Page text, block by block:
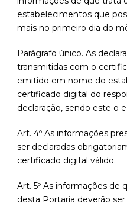
estabelecimentos que
mais no primeiro dia do
Parágrafo único. As
transmitidas com o
emitido em nome do
certificado digital do
declaração, sendo este o
Art. 4º As informações
ser declaradas
certificado digital válido.
Art. 5º As informações de
desta Portaria deverão